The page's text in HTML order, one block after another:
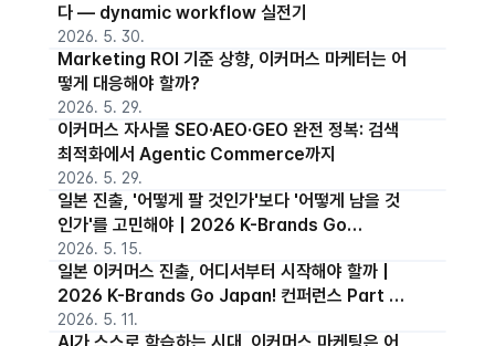
다 — dynamic workflow 실전기
2026. 5. 30.
Marketing ROI 기준 상향, 이커머스 마케터는 어
떻게 대응해야 할까?
2026. 5. 29.
이커머스 자사몰 SEO·AEO·GEO 완전 정복: 검색
최적화에서 Agentic Commerce까지
2026. 5. 29.
일본 진출, '어떻게 팔 것인가'보다 '어떻게 남을 것
인가'를 고민해야 | 2026 K-Brands Go
Japan! 컨퍼런스 Part 2 세션보기
2026. 5. 15.
일본 이커머스 진출, 어디서부터 시작해야 할까 |
2026 K-Brands Go Japan! 컨퍼런스 Part 1
세션보기
2026. 5. 11.